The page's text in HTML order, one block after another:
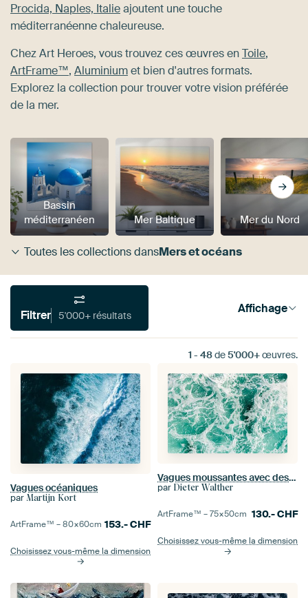
Procida, Naples, Italieajoutent une touche
méditerranéenne chaleureuse.
Chez Art Heroes, vous trouvez ces œuvres enToile,
ArtFrame™, Aluminiumet bien d'autres formats.
Explorez la collection pour trouver votre vision préférée
de la mer.
Bassin
méditerranéen
Mer Baltique Mer du Nord
Toutes les collections dansMers et océans
Filtrer 5'000+ résultats Affichage
1 - 48de5'000+œuvres.
Vagues océaniques
par Martijn Kort
ArtFrame™ –80×60cm 153.-CHF
Choisissez vous-même la dimension
Vagues moussantes avec des calottes blanches en turquoise abstrait
par Dieter Walther
ArtFrame™ –75×50cm 130.-CHF
Choisissez vous-même la dimension